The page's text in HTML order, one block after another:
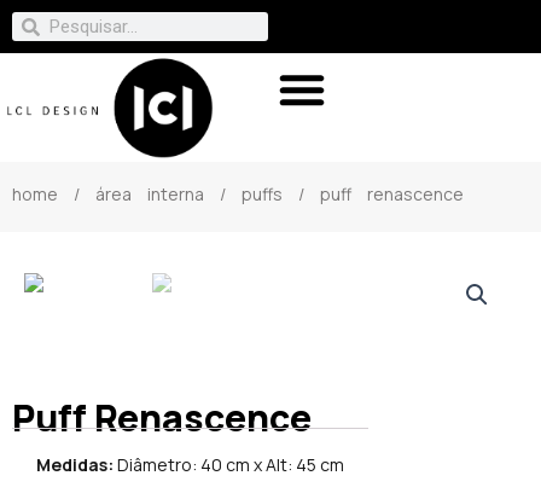
home / área interna / puffs / puff renascence
Puff Renascence
Medidas: Diâmetro: 40 cm x Alt: 45 cm